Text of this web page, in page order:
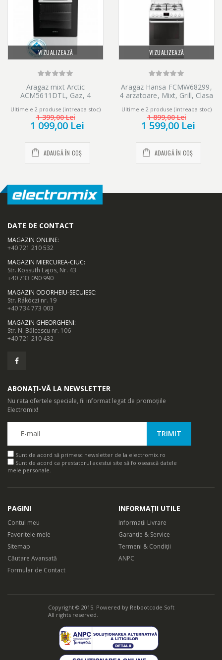
VIZUALIZEAZĂ
Aragaz mixt Arctic
ACM5611DTL, Gaz, 4
eficienta ridicata, Timer, 50
cm, Alb
Ultimele 2 produse (intreaba stoc)
1 399,00 Lei
1 099,00 Lei
ADAUGĂ ÎN COȘ
VIZUALIZEAZĂ
Aragaz Hansa FCMW68299,
4 arzatoare, Mixt, Grill, Clasa
Ultimele 2 produse (intreaba stoc)
1 899,00 Lei
1 599,00 Lei
ADAUGĂ ÎN COȘ
DATE DE CONTACT
MAGAZIN ONLINE:
+40 721 210 532
MAGAZIN MIERCUREA-CIUC:
Str. Kossuth Lajos, Nr. 43
+40 733 090 990
MAGAZIN ODORHEIU-SECUIESC:
Str. Rákóczi nr. 19
+40 734 773 003
MAGAZIN GHEORGHENI:
Str. N. Bălcescu nr. 106
+40 721 210 432
ABONAȚI-VĂ LA NEWSLETTER
Nu rata ofertele speciale, fii informat legat de promoțiile
Electromix!
Sunt de acord să primesc newsletter de la electromix.ro
Sunt de acord ca prestatorul acestui site să folosească datele
mele personale.
PAGINI
Contul meu
Favoritele mele
Sitemap
Căutare Avansată
Formular de Contact
INFORMAȚII UTILE
Informații Livrare
Garanție & Service
Termeni & Condiții
ANPC
Copyright © 2015. Powered by Rebootcode Soft
All rights reserved.